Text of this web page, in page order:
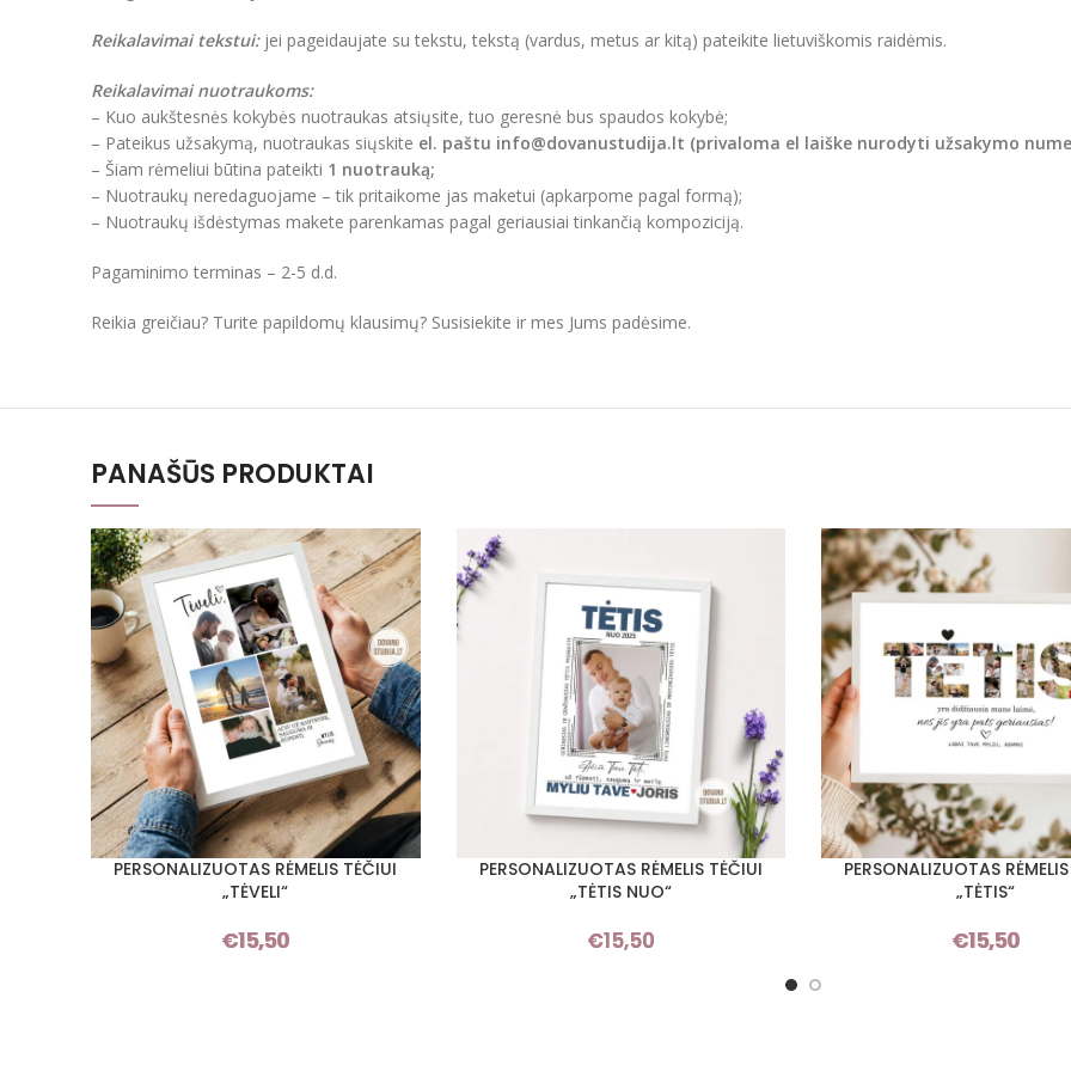
Reikalavimai tekstui:jei pageidaujate su tekstu, tekstą (vardus, metus ar kitą) pateikite lietuviškomis raidėmis.
Reikalavimai nuotraukoms:
– Kuo aukštesnės kokybės nuotraukas atsiųsite, tuo geresnė bus spaudos kokybė;
– Pateikus užsakymą, nuotraukas siųskite el. paštu info@dovanustudija.lt (privaloma el laiške nurodyti užsakymo
– Šiam rėmeliui būtina pateikti 1 nuotrauką;
– Nuotraukų neredaguojame – tik pritaikome jas maketui (apkarpome pagal formą);
– Nuotraukų išdėstymas makete parenkamas pagal geriausiai tinkančią kompoziciją.
Pagaminimo terminas – 2-5 d.d.
Reikia greičiau? Turite papildomų klausimų? Susisiekite ir mes Jums padėsime.
PANAŠŪS PRODUKTAI
Į KREPŠELĮ
PERSONALIZUOTAS RĖMELIS TĖČIUI
„TĖVELI“
€15,50
Į KREPŠELĮ
PERSONALIZUOTAS RĖMELIS TĖČIUI
„TĖTIS NUO“
€15,50
Į KREPŠELĮ
PERSONALIZUOTAS
„TĖTIS“
€15,50